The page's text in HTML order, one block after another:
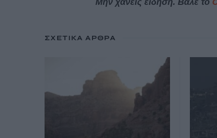
ΣΧΕΤΙΚΆ ΆΡΘΡΑ